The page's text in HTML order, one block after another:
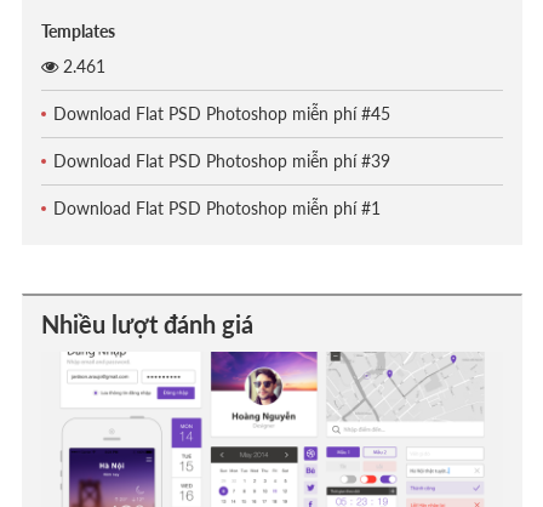
Templates
2.461
Download Flat PSD Photoshop miễn phí #45
Download Flat PSD Photoshop miễn phí #39
Download Flat PSD Photoshop miễn phí #1
Nhiều lượt đánh giá